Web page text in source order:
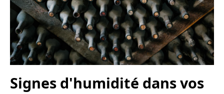
Signes d'humidité dans vos